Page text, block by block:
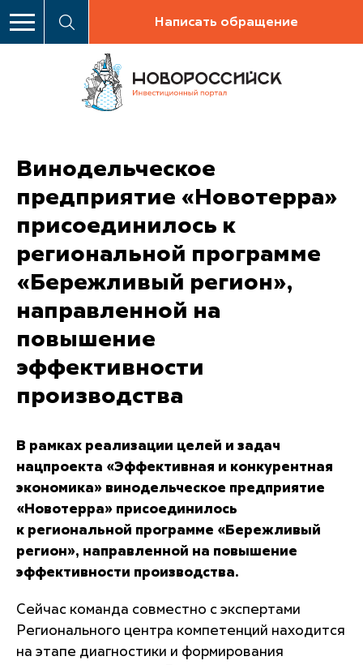
Написать обращение
Винодельческое
предприятие «Новотерра»
присоединилось к
региональной программе
«Бережливый регион»,
направленной на
повышение
эффективности
производства
В рамках реализации целей и задач
нацпроекта «Эффективная и конкурентная
экономика» винодельческое предприятие
«Новотерра» присоединилось
к региональной программе «Бережливый
регион», направленной на повышение
эффективности производства.
Сейчас команда совместно с экспертами
Регионального центра компетенций находится
на этапе диагностики и формирования